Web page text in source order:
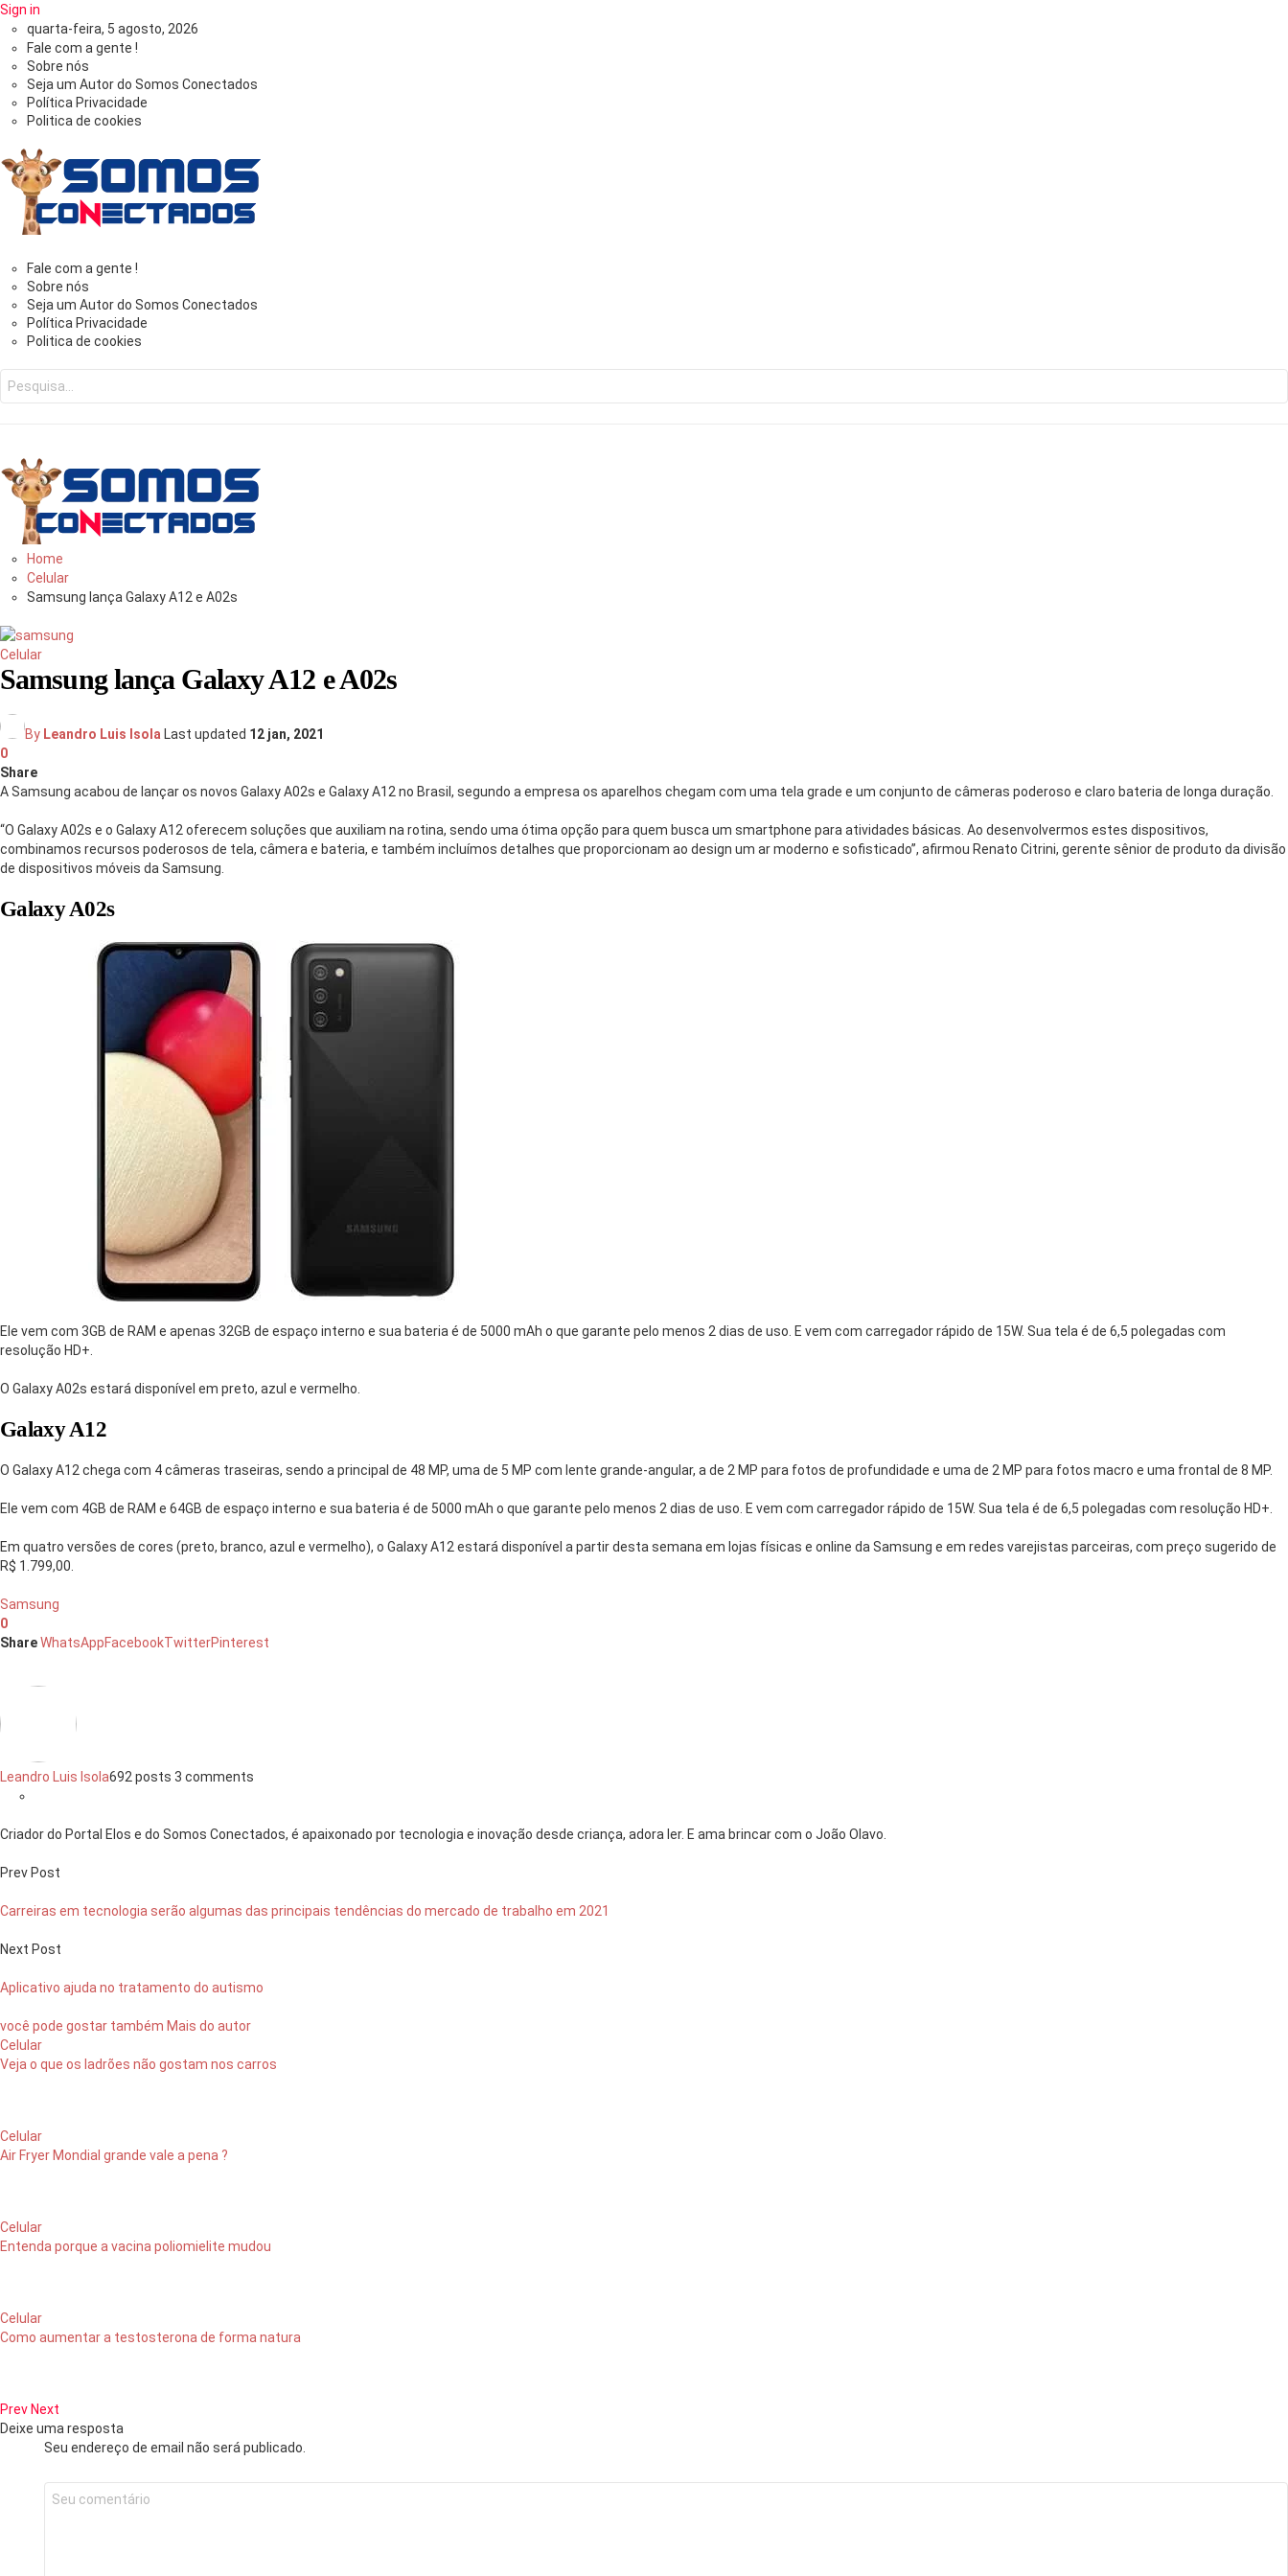
Sign in
quarta-feira, 5 agosto, 2026
Fale com a gente !
Sobre nós
Seja um Autor do Somos Conectados
Política Privacidade
Politica de cookies
Somos
Conectados
-
bem
informado
Fale com a gente !
Sobre nós
Seja um Autor do Somos Conectados
Política Privacidade
Politica de cookies
Home
Celular
Samsung lança Galaxy A12 e A02s
Celular
Samsung lança Galaxy A12 e A02s
By Leandro Luis Isola Last updated 12 jan, 2021
0
Share
A Samsung acabou de lançar os novos Galaxy A02s e Galaxy A12 no Brasil, segundo a empresa os aparelhos chegam com uma tela grade e um conjunto de câmeras poderoso e claro bateria de longa duração.
“O Galaxy A02s e o Galaxy A12 oferecem soluções que auxiliam na rotina, sendo uma ótima opção para quem busca um smartphone para atividades básicas. Ao desenvolvermos estes dispositivos,
combinamos recursos poderosos de tela, câmera e bateria, e também incluímos detalhes que proporcionam ao design um ar moderno e sofisticado”, afirmou Renato Citrini, gerente sênior de produto da divisão
de dispositivos móveis da Samsung.
Galaxy A02s
Ele vem com 3GB de RAM e apenas 32GB de espaço interno e sua bateria é de 5000 mAh o que garante pelo menos 2 dias de uso. E vem com carregador rápido de 15W. Sua tela é de 6,5 polegadas com
resolução HD+.
O Galaxy A02s estará disponível em preto, azul e vermelho.
Galaxy A12
O Galaxy A12 chega com 4 câmeras traseiras, sendo a principal de 48 MP, uma de 5 MP com lente grande-angular, a de 2 MP para fotos de profundidade e uma de 2 MP para fotos macro e uma frontal de 8 MP.
Ele vem com 4GB de RAM e 64GB de espaço interno e sua bateria é de 5000 mAh o que garante pelo menos 2 dias de uso. E vem com carregador rápido de 15W. Sua tela é de 6,5 polegadas com resolução HD+.
Em quatro versões de cores (preto, branco, azul e vermelho), o Galaxy A12 estará disponível a partir desta semana em lojas físicas e online da Samsung e em redes varejistas parceiras, com preço sugerido de
R$ 1.799,00.
Samsung
0
ShareWhatsAppFacebookTwitterPinterest
Leandro Luis Isola692 posts 3 comments
Criador do Portal Elos e do Somos Conectados, é apaixonado por tecnologia e inovação desde criança, adora ler. E ama brincar com o João Olavo.
Prev Post
Carreiras em tecnologia serão algumas das principais tendências do mercado de trabalho em 2021
Next Post
Aplicativo ajuda no tratamento do autismo
você pode gostar também Mais do autor
Celular
Veja o que os ladrões não gostam nos carros
Celular
Air Fryer Mondial grande vale a pena ?
Celular
Entenda porque a vacina poliomielite mudou
Celular
Como aumentar a testosterona de forma natura
Prev Next
Deixe uma resposta
Seu endereço de email não será publicado.